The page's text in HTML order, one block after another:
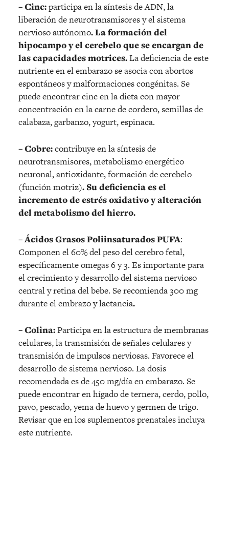
– Cinc:participa en la síntesis de ADN, la
liberación de neurotransmisores y el sistema
nervioso autónomo. La formación del
hipocampo y el cerebelo que se encargan de
las capacidades motrices.La deficiencia de este
nutriente en el embarazo se asocia con abortos
espontáneos y malformaciones congénitas. Se
puede encontrar cinc en la dieta con mayor
concentración en la carne de cordero, semillas de
calabaza, garbanzo, yogurt, espinaca.
– Cobre:contribuye en la síntesis de
neurotransmisores, metabolismo energético
neuronal, antioxidante, formación de cerebelo
(función motriz). Su deficiencia es el
incremento de estrés oxidativo y alteración
del metabolismo del hierro.
– Ácidos Grasos Poliinsaturados PUFA:
Componen el 60% del peso del cerebro fetal,
específicamente omegas 6 y 3. Es importante para
el crecimiento y desarrollo del sistema nervioso
central y retina del bebe. Se recomienda 300 mg
durante el embrazo y lactancia.
– Colina:Participa en la estructura de membranas
celulares, la transmisión de señales celulares y
transmisión de impulsos nerviosas. Favorece el
desarrollo de sistema nervioso. La dosis
recomendada es de 450 mg/día en embarazo. Se
puede encontrar en hígado de ternera, cerdo, pollo,
pavo, pescado, yema de huevo y germen de trigo.
Revisar que en los suplementos prenatales incluya
este nutriente.